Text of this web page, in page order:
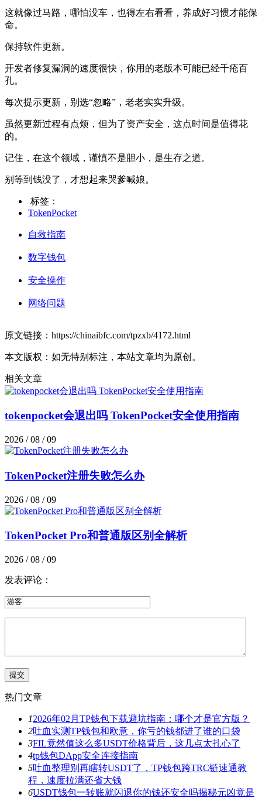
这就像过马路，哪怕没车，也得左右看看，养成好习惯才能保
命。
保持软件更新。
开发者修复漏洞的速度很快，你用的老版本可能已经千疮百
孔。
每次提示更新，别选“忽略”，老老实实升级。
虽然更新过程有点烦，但为了资产安全，这点时间是值得花
的。
记住，在这个领域，谨慎不是胆小，是生存之道。
别等到钱没了，才想起来哭爹喊娘。
标签：
TokenPocket
自救指南
数字钱包
安全操作
网络问题
原文链接：https://chinaibfc.com/tpzxb/4172.html
本文版权：如无特别标注，本站文章均为原创。
相关文章
tokenpocket会退出吗 TokenPocket安全使用指南
2026 / 08 / 09
TokenPocket注册失败怎么办
2026 / 08 / 09
TokenPocket Pro和普通版区别全解析
2026 / 08 / 09
发表评论：
热门文章
12026年02月TP钱包下载避坑指南：哪个才是官方版？
2吐血实测TP钱包和欧意，你亏的钱都进了谁的口袋
3FIL竟然值这么多USDT价格背后，这几点太扎心了
4tp钱包DApp安全连接指南
5吐血整理别再瞎转USDT了，TP钱包跨TRC链速通教
程，速度拉满还省大钱
6USDT钱包一转账就闪退你的钱还安全吗揭秘元凶竟是